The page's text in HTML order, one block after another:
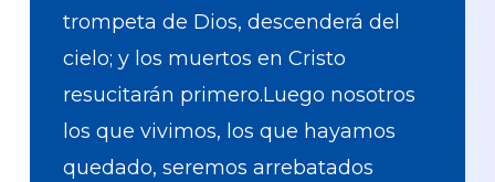
trompeta de Dios, descenderá del
cielo; y los muertos en Cristo
resucitarán primero.Luego nosotros
los que vivimos, los que hayamos
quedado, seremos arrebatados